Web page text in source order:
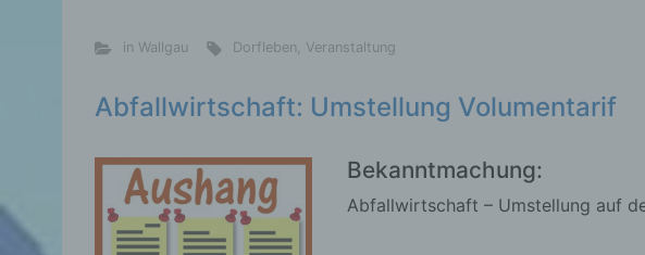
in Wallgau Dorfleben, Veranstaltung
Abfallwirtschaft: Umstellung Volumentarif
Bekanntmachung:
Abfallwirtschaft – Umstellung auf